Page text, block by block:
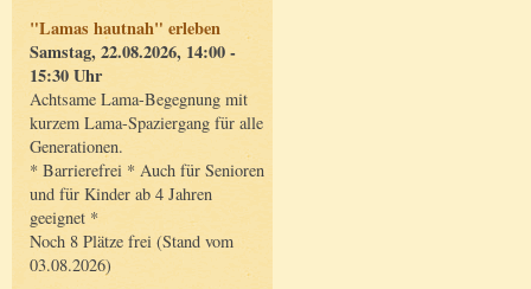
"Lamas hautnah" erleben
Samstag, 22.08.2026, 14:00 -
15:30 Uhr
Achtsame Lama-Begegnung mit
kurzem Lama-Spaziergang für alle
Generationen.
* Barrierefrei * Auch für Senioren
und für Kinder ab 4 Jahren
geeignet *
Noch 8 Plätze frei (Stand vom
03.08.2026)